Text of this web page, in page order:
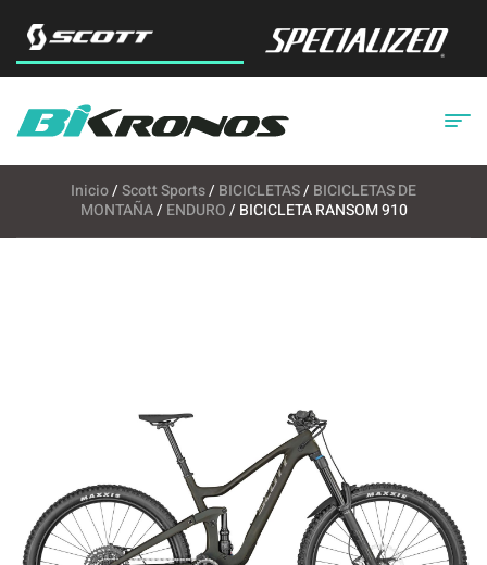
Inicio/Scott Sports/ BICICLETAS/ BICICLETAS DE
MONTAÑA/ ENDURO/ BICICLETA RANSOM 910